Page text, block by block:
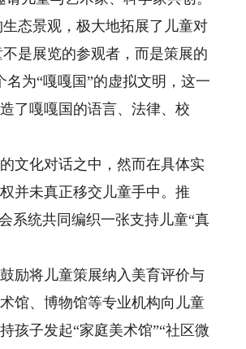
态景观，极大地拓展了儿童对
是展览的参观者，而是策展的
为“嘎嘎国”的虚拟文明，这一
了嘎嘎国的语言、法律、校
文化对话之中，然而在具体实
并未真正移交儿童手中。推
系统共同编织一张支持儿童“真
励将儿童策展纳入美育评价与
馆、博物馆等专业机构向儿童
孩子发起“家庭美术馆”“社区微